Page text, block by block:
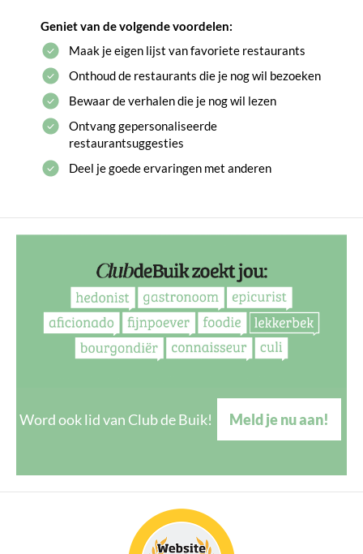
Geniet van de volgende voordelen:
Maak je eigen lijst van favoriete restaurants
Onthoud de restaurants die je nog wil bezoeken
Bewaar de verhalen die je nog wil lezen
Ontvang gepersonaliseerde
restaurantsuggesties
Deel je goede ervaringen met anderen
Word ook lid van Club de Buik! Meld je nu aan!